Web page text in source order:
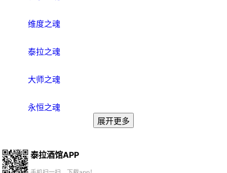
维度之魂
泰拉之魂
大师之魂
永恒之魂
展开更多
泰拉酒馆APP